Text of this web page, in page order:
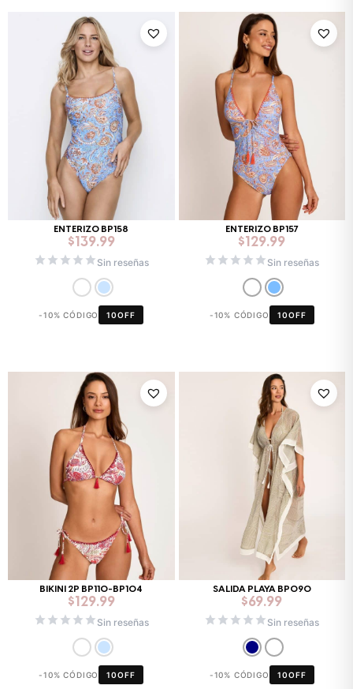
ENTERIZO BP158
$139.99
Sin reseñas
-10% CÓDIGO 10OFF
ENTERIZO BP157
$129.99
Sin reseñas
-10% CÓDIGO 10OFF
BIKINI 2P BP110-BP104
$ 129.99
Sin reseñas
-10% CÓDIGO 10OFF
SALIDA PLAYA BP090
$69.99
Sin reseñas
-10% CÓDIGO 10OFF